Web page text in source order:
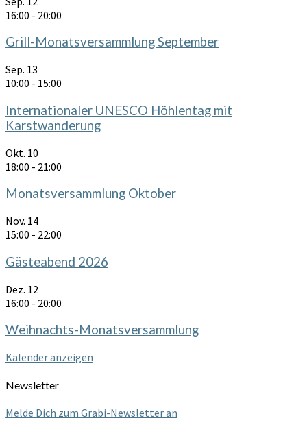
16:00 - 20:00
Grill-Monatsversammlung September
Sep. 13
10:00 - 15:00
Internationaler UNESCO Höhlentag mit
Karstwanderung
Okt. 10
18:00 - 21:00
Monatsversammlung Oktober
Nov. 14
15:00 - 22:00
Gästeabend 2026
Dez. 12
16:00 - 20:00
Weihnachts-Monatsversammlung
Kalender anzeigen
Newsletter
Melde Dich zum Grabi-Newsletter an